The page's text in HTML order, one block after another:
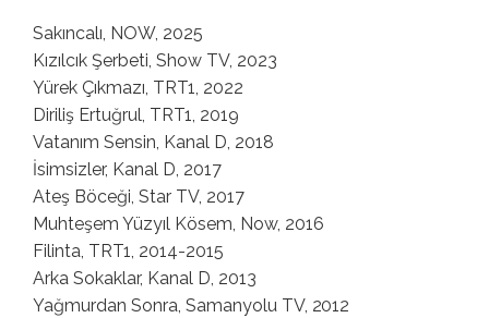
Sakıncalı, NOW, 2025
Kızılcık Şerbeti, Show TV, 2023
Yürek Çıkmazı, TRT1, 2022
Diriliş Ertuğrul, TRT1, 2019
Vatanım Sensin, Kanal D, 2018
İsimsizler, Kanal D, 2017
Ateş Böceği, Star TV, 2017
Muhteşem Yüzyıl Kösem, Now, 2016
Filinta, TRT1, 2014-2015
Arka Sokaklar, Kanal D, 2013
Yağmurdan Sonra, Samanyolu TV, 2012